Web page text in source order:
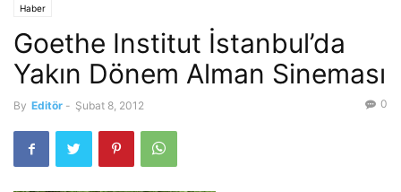
Haber
Goethe Institut İstanbul’da
Yakın Dönem Alman Sineması
By Editör - Şubat 8, 2012 0